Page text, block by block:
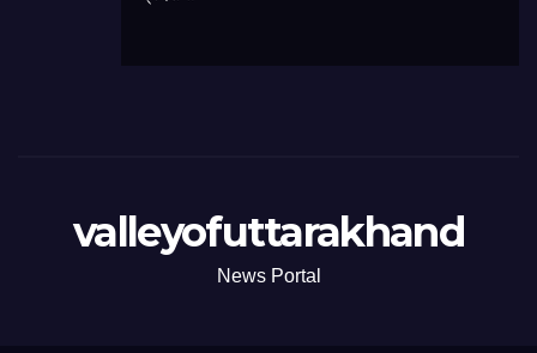
valleyofuttarakhand
News Portal